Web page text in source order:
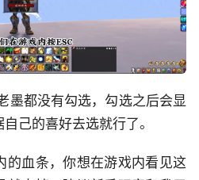
墨都没有勾选，勾选之后会显
己的喜好去选就行了。
的血条，你想在游戏内看见这